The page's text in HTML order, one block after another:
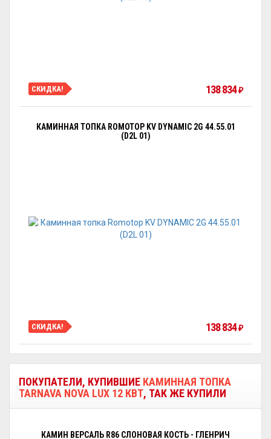
СКИДКА! 138 834 ₽
КАМИННАЯ ТОПКА ROMOTOP KV DYNAMIC 2G 44.55.01
(D2L 01)
СКИДКА! 138 834 ₽
ПОКУПАТЕЛИ, КУПИВШИЕ КАМИННАЯ ТОПКА
TARNAVA NOVA LUX 12 КВТ, ТАК ЖЕ КУПИЛИ
КАМИН ВЕРСАЛЬ R86 СЛОНОВАЯ КОСТЬ - ГЛЕНРИЧ